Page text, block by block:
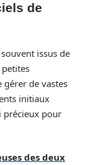
de
issus de
de vastes
initiaux
précieux pour
des deux